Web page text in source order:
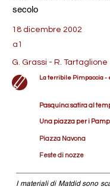
secolo
18 dicembre 2002
a1
G. Grassi - R. Tartaglione
La terribile Pimpaccia -
Pasquino: satira al
Una piazza per i
Piazza Navona
Feste di nozze
I materiali di Matdid sono